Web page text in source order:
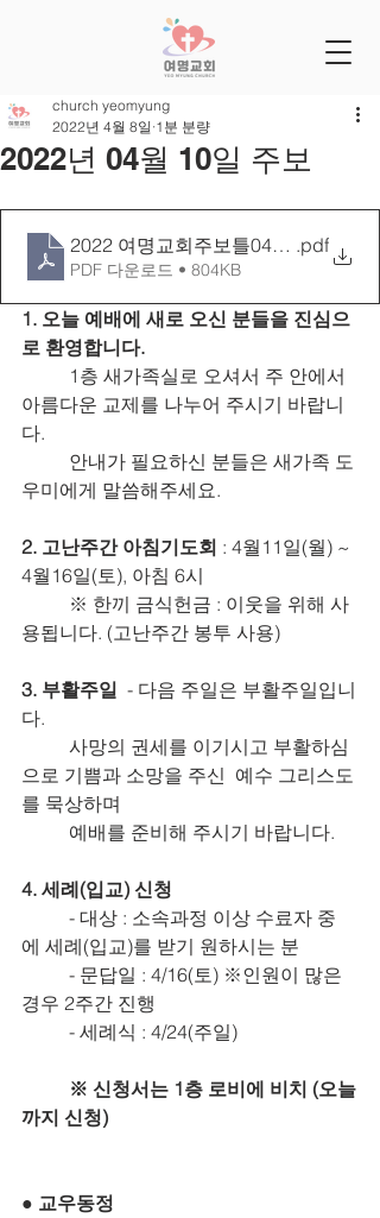
2022년 04월 10일 주보
church yeomyung
2022년 4월 8일 1분 분량
2022 여명교회주보틀0410[25-15]
.pdf
PDF 다운로드 • 804KB
1. 오늘 예배에 새로 오신 분들을 진심으
로 환영합니다.
아름다운 교제를 나누어 주시기 바랍니
다.
우미에게 말씀해주세요.
2. 고난주간 아침기도회 : 4월11일(월) ~
4월16일(토), 아침 6시
용됩니다. (고난주간 봉투 사용)
3. 부활주일
  - 다음 주일은 부활주일입니
다.
으로 기쁨과 소망을 주신  예수 그리스도
	예배를 준비해 주시기 바랍니다.
4. 세례(입교) 신청
에 세례(입교)를 받기 원하시는 분
경우 2주간 진행
	- 세례식 : 4/24(주일)
※ 신청서는 1층 로비에 비치 (오늘
까지 신청)
● 교우동정